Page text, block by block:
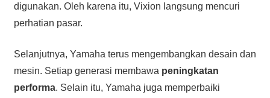
digunakan. Oleh karena itu, Vixion langsung mencuri
perhatian pasar.
Selanjutnya, Yamaha terus mengembangkan desain dan
mesin. Setiap generasi membawa peningkatan
performa. Selain itu, Yamaha juga memperbaiki